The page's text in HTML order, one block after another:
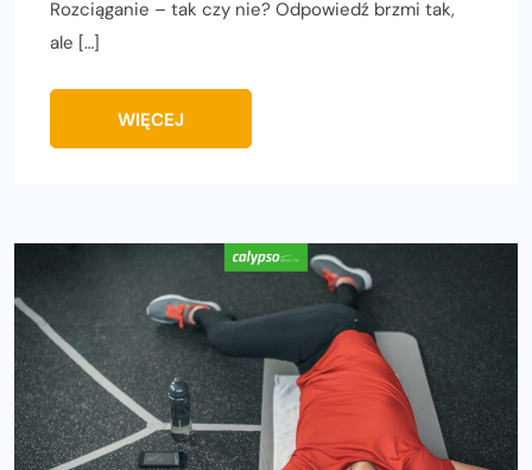
Rozciąganie – tak czy nie? Odpowiedź brzmi tak,
ale […]
WIĘCEJ